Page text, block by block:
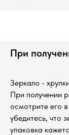
При
Зеркало -
При получении
осмотрите его
убедитесь, что
упаковка